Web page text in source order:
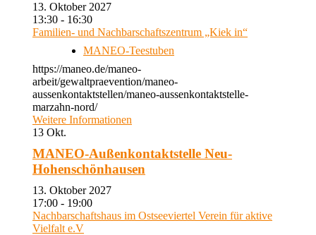
13. Oktober 2027
13:30 - 16:30
Familien- und Nachbarschaftszentrum „Kiek in“
MANEO-Teestuben
https://maneo.de/maneo-
arbeit/gewaltpraevention/maneo-
aussenkontaktstellen/maneo-aussenkontaktstelle-
marzahn-nord/
Weitere Informationen
13 Okt.
MANEO-Außenkontaktstelle Neu-
Hohenschönhausen
13. Oktober 2027
17:00 - 19:00
Nachbarschaftshaus im Ostseeviertel Verein für aktive
Vielfalt e.V